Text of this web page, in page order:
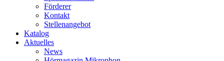
Förderer
Kontakt
Stellenangebot
Katalog
Aktuelles
News